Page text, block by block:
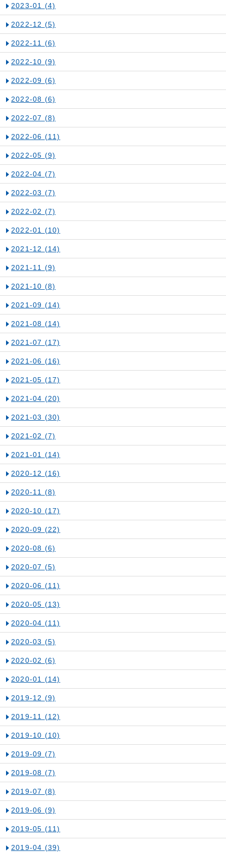
2023-01 (4)
2022-12 (5)
2022-11 (6)
2022-10 (9)
2022-09 (6)
2022-08 (6)
2022-07 (8)
2022-06 (11)
2022-05 (9)
2022-04 (7)
2022-03 (7)
2022-02 (7)
2022-01 (10)
2021-12 (14)
2021-11 (9)
2021-10 (8)
2021-09 (14)
2021-08 (14)
2021-07 (17)
2021-06 (16)
2021-05 (17)
2021-04 (20)
2021-03 (30)
2021-02 (7)
2021-01 (14)
2020-12 (16)
2020-11 (8)
2020-10 (17)
2020-09 (22)
2020-08 (6)
2020-07 (5)
2020-06 (11)
2020-05 (13)
2020-04 (11)
2020-03 (5)
2020-02 (6)
2020-01 (14)
2019-12 (9)
2019-11 (12)
2019-10 (10)
2019-09 (7)
2019-08 (7)
2019-07 (8)
2019-06 (9)
2019-05 (11)
2019-04 (39)